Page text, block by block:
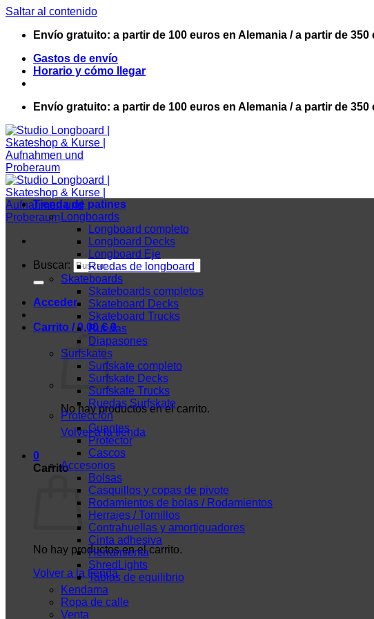
Saltar al contenido
Envío gratuito: a partir de 100 euros en Alemania / a partir de 350
Gastos de envío
Horario y cómo llegar
Envío gratuito: a partir de 100 euros en Alemania / a partir de 350
Buscar:
Acceder
Carrito /0,00€ 0
No hay productos en el carrito.
Volver a la tienda
0
Carrito
No hay productos en el carrito.
Volver a la tienda
Tienda de patines
Longboards
Longboard completo
Longboard Decks
Longboard Eje
Ruedas de longboard
Skateboards
Skateboards completos
Skateboard Decks
Skateboard Trucks
Ruedas
Diapasones
Surfskates
Surfskate completo
Surfskate Decks
Surfskate Trucks
Ruedas Surfskate
Protección
Guantes
Protector
Cascos
Accesorios
Bolsas
Casquillos y copas de pivote
Rodamientos de bolas / Rodamientos
Herrajes / Tornillos
Contrahuellas y amortiguadores
Cinta adhesiva
Herramienta
ShredLights
Tablas de equilibrio
Kendama
Ropa de calle
Venta